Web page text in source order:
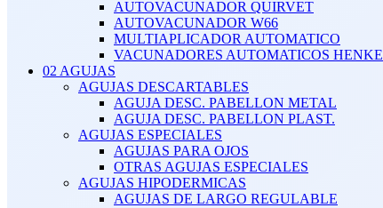
AUTOVACUNADOR QUIRVET
AUTOVACUNADOR W66
MULTIAPLICADOR AUTOMATICO
VACUNADORES AUTOMATICOS HENKE
02 AGUJAS
AGUJAS DESCARTABLES
AGUJA DESC. PABELLON METAL
AGUJA DESC. PABELLON PLAST.
AGUJAS ESPECIALES
AGUJAS PARA OJOS
OTRAS AGUJAS ESPECIALES
AGUJAS HIPODERMICAS
AGUJAS DE LARGO REGULABLE